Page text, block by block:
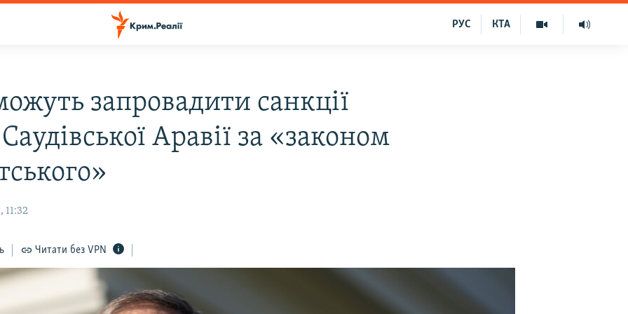
КТА
РУС
запровадити санкції
Аравії за «законом
11:32
Читати без VPN